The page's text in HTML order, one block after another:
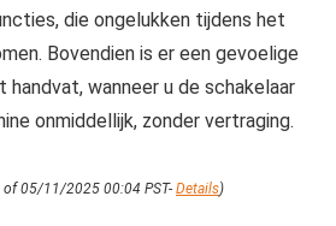
die ongelukken tijdens het
Bovendien is er een gevoelige
wanneer u de schakelaar
onmiddellijk, zonder vertraging.
of 05/11/2025 00:04 PST- Details)